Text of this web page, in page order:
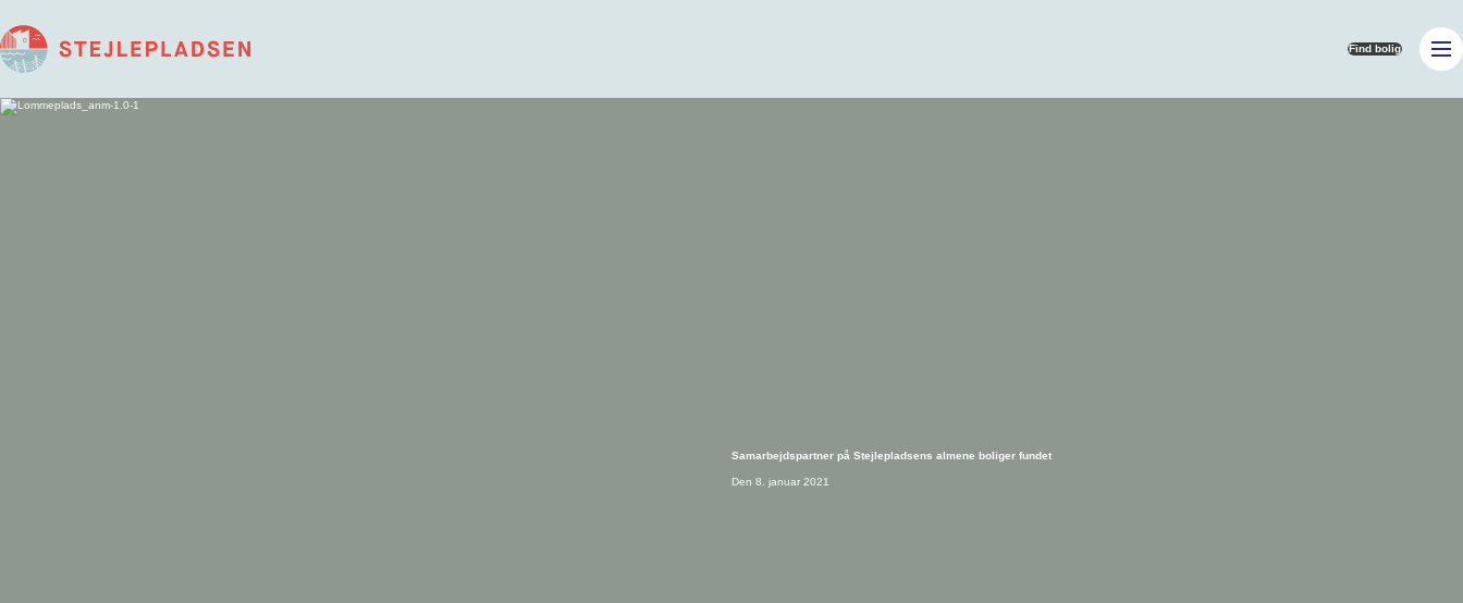
Find bolig
Samarbejdspartner på Stejlepladsens almene boliger fundet
Den 8. januar 2021